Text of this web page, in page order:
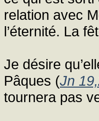
relation avec
l’éternité. La
Je désire
Pâques (Jn
tournera pas